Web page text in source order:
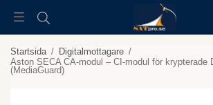
Startsida / Digitalmottagare /
Aston SECA CA-modul – CI-modul för krypterade
(MediaGuard)